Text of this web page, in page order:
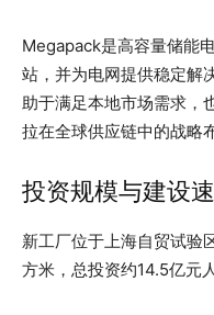
Megapack是高容量储能
站，并为电网提供稳定解
助于满足本地市场需求，
拉在全球供应链中的战略
投资规模与建设
新工厂位于上海自贸试验
方米，总投资约14.5亿元